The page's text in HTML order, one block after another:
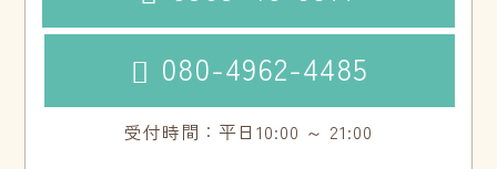
 080-4962-4485
受付時間：平日10:00 ～ 21:00